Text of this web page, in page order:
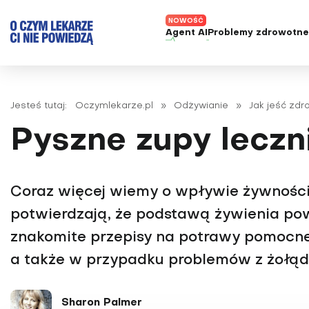
Agent AI Problemy zdrowotne
Alergie
Autyzm
Borelioza
Bóle głowy i migreny
Celiakia
Choroba Alzheimera
Prawa
Jesteś tutaj: Oczymlekarze.pl » Odżywianie » Jak jeść
Pyszne zupy
Coraz więcej wiemy o wpływie
potwierdzają, że podstawą żywienia
znakomite przepisy na potrawy
a także w przypadku problemów z
Sharon Palmer